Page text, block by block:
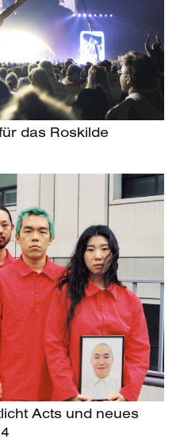
das Roskilde
Acts und neues